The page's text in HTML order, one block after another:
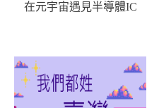
在元宇宙遇見半導體IC